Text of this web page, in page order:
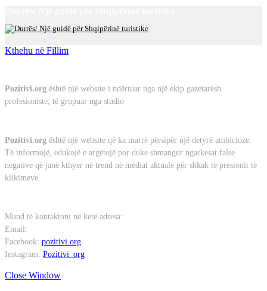
Kthehu në Fillim
Pozitivi.org është një website i ndërtuar nga një ekip gazetarësh
profesionistë, të grupuar nga studio
Pozitivi.org është një website që ka marrë përsipër një detyrë ambicioze:
Të informojë, edukojë e argëtojë por duke shmangur ngarkesat false
negative që janë kthyer në trend në mediat aktuale për shkak të presionit të
klikimeve.
Mund të kontaktoni në ketë adresa:
Email:
Facebook: pozitivi.org
Instagram: Pozitivi_org
Close Window